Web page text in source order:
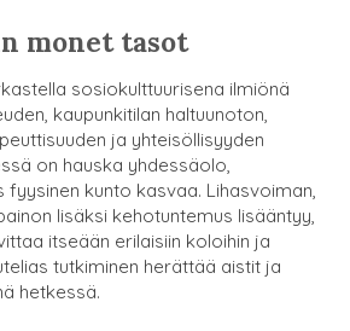
monet tasot
sosiokulttuurisena ilmiönä
kaupunkitilan haltuunoton,
ja yhteisöllisyyden
on hauska yhdessäolo,
kunto kasvaa. Lihasvoiman,
lisäksi kehotuntemus lisääntyy,
itseään erilaisiin koloihin ja
tutkiminen herättää aistit ja
hetkessä.